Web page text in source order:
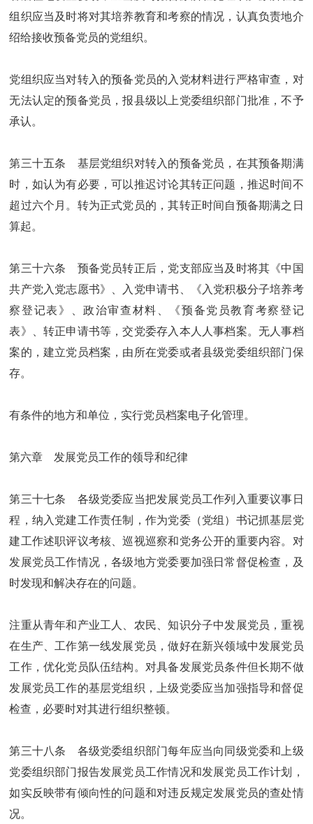
组织应当及时将对其培养教育和考察的情况，认真负责地介
绍给接收预备党员的党组织。
党组织应当对转入的预备党员的入党材料进行严格审查，对
无法认定的预备党员，报县级以上党委组织部门批准，不予
承认。
第三十五条 基层党组织对转入的预备党员，在其预备期满
时，如认为有必要，可以推迟讨论其转正问题，推迟时间不
超过六个月。转为正式党员的，其转正时间自预备期满之日
算起。
第三十六条 预备党员转正后，党支部应当及时将其《中国
共产党入党志愿书》、入党申请书、《入党积极分子培养考
察登记表》、政治审查材料、《预备党员教育考察登记
表》、转正申请书等，交党委存入本人人事档案。无人事档
案的，建立党员档案，由所在党委或者县级党委组织部门保
存。
有条件的地方和单位，实行党员档案电子化管理。
第六章 发展党员工作的领导和纪律
第三十七条 各级党委应当把发展党员工作列入重要议事日
程，纳入党建工作责任制，作为党委（党组）书记抓基层党
建工作述职评议考核、巡视巡察和党务公开的重要内容。对
发展党员工作情况，各级地方党委要加强日常督促检查，及
时发现和解决存在的问题。
注重从青年和产业工人、农民、知识分子中发展党员，重视
在生产、工作第一线发展党员，做好在新兴领域中发展党员
工作，优化党员队伍结构。对具备发展党员条件但长期不做
发展党员工作的基层党组织，上级党委应当加强指导和督促
检查，必要时对其进行组织整顿。
第三十八条 各级党委组织部门每年应当向同级党委和上级
党委组织部门报告发展党员工作情况和发展党员工作计划，
如实反映带有倾向性的问题和对违反规定发展党员的查处情
况。